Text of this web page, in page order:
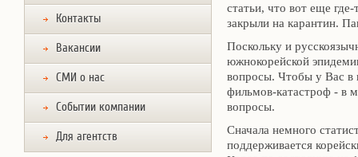
Контакты
Вакансии
СМИ о нас
Событии компании
Для агентств
статьи, что вот еще
закрыли на карантин.
Поскольку и
южнокорейской
вопросы. Чтобы у Вас в
фильмов-катастроф - в
вопросы.
Сначала немного
поддерживается